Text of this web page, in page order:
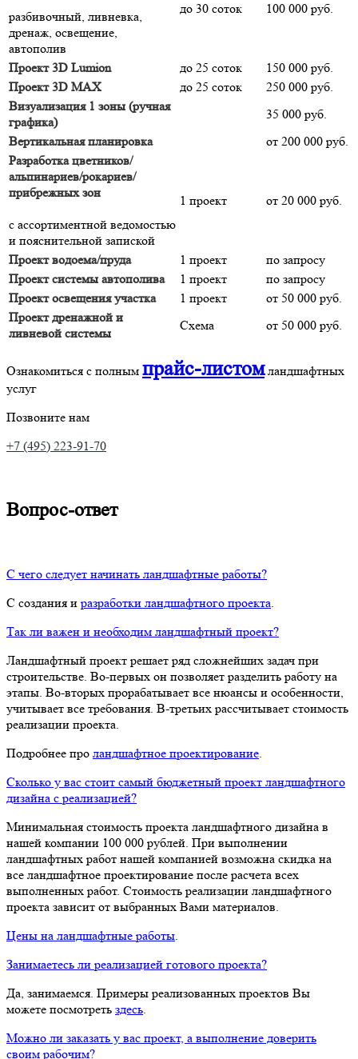
разбивочный, ливневка,
дренаж, освещение,
автополив
до 30 соток 100 000 руб.
Проект 3D Lumion до 25 соток
150 000 руб.
Проект 3D MAX
до 25 соток
250 000 руб.
Визуализация 1 зоны (ручная
графика)
35 000 руб.
Вертикальная планировка
от 200 000 руб.
Разработка цветников/
альпинариев/рокариев/
прибрежных зон
с ассортиментной ведомостью
и пояснительной запиской
1 проект от 20 000 руб.
Проект водоема/пруда 1 проект
по запросу
Проект системы автополива
1 проект
по запросу
Проект освещения участка
1 проект
от 50 000 руб.
Проект дренажной и
ливневой системы
Схема от 50 000 руб.
Ознакомиться с полным прайс-листомландшафтных
услуг
Позвоните нам
+7 (495) 223-91-70
Вопрос-ответ
С чего следует начинать ландшафтные работы?
С создания и разработки ландшафтного проекта.
Так ли важен и необходим ландшафтный проект?
Ландшафтный проект решает ряд сложнейших задач при
строительстве. Во-первых он позволяет разделить работу на
этапы. Во-вторых прорабатывает все нюансы и особенности,
учитывает все требования. В-третьих рассчитывает стоимость
реализации проекта.
Подробнее про ландшафтное проектирование.
Сколько у вас стоит самый бюджетный проект ландшафтного
дизайна с реализацией?
Минимальная стоимость проекта ландшафтного дизайна в
нашей компании 100 000 рублей. При выполнении
ландшафтных работ нашей компанией возможна скидка на
все ландшафтное проектирование после расчета всех
выполненных работ. Стоимость реализации ландшафтного
проекта зависит от выбранных Вами материалов.
Цены на ландшафтные работы.
Занимаетесь ли реализацией готового проекта?
Да, занимаемся. Примеры реализованных проектов Вы
можете посмотреть здесь.
Можно ли заказать у вас проект, а выполнение доверить
своим рабочим?